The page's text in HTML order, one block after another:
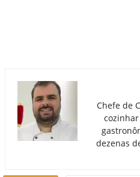
Chefe de
dezenas